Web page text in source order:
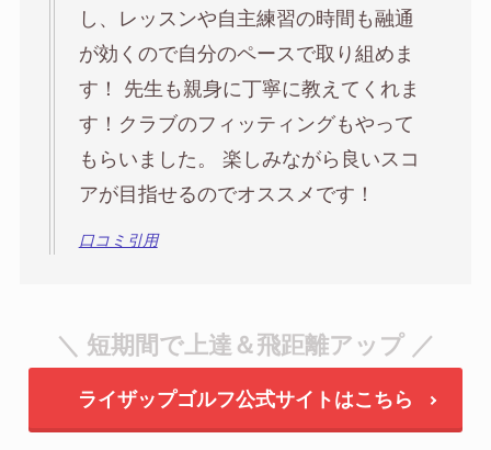
し、レッスンや自主練習の時間も融通
が効くので自分のペースで取り組めま
す！ 先生も親身に丁寧に教えてくれま
す！クラブのフィッティングもやって
もらいました。 楽しみながら良いスコ
アが目指せるのでオススメです！
口コミ引用
＼ 短期間で上達＆飛距離アップ ／
ライザップゴルフ公式サイトはこちら